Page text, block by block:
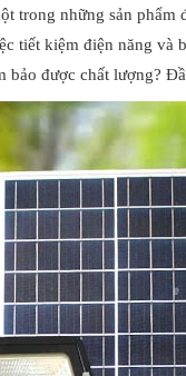
trong những sản phẩm
tiết kiệm điện năng và
bảo được chất lượng?